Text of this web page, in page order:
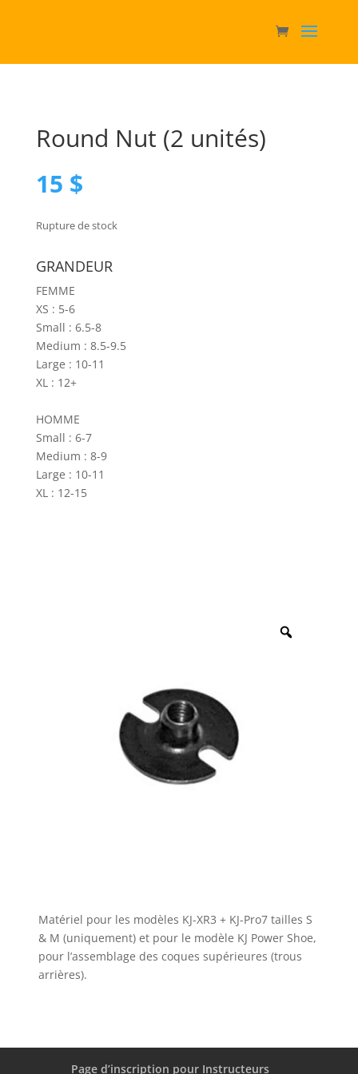
Round Nut (2 unités)
15 $
Rupture de stock
GRANDEUR
FEMME
XS : 5-6
Small : 6.5-8
Medium : 8.5-9.5
Large : 10-11
XL : 12+
HOMME
Small : 6-7
Medium : 8-9
Large : 10-11
XL : 12-15
Matériel pour les modèles KJ-XR3 + KJ-Pro7 tailles S
& M (uniquement) et pour le modèle KJ Power Shoe,
pour l’assemblage des coques supérieures (trous
arrières).
Page d’inscription pour Instructeurs